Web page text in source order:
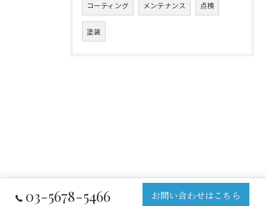
コーティング メンテナンス 点検
塗装
03-5678-5466 お問い合わせはこちら